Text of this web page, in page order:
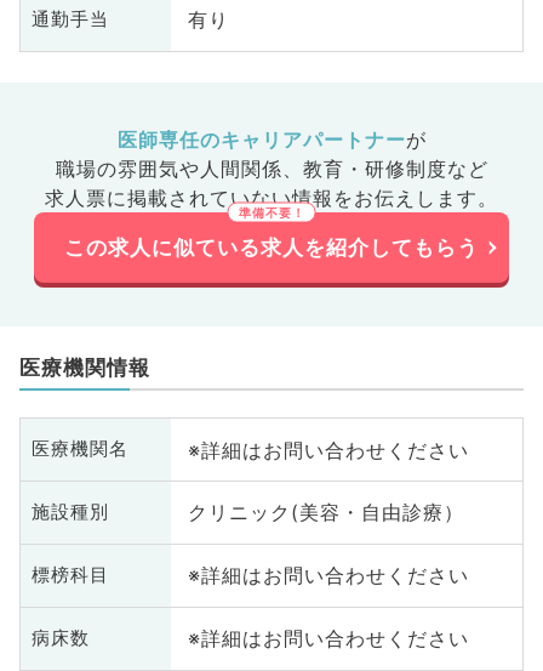
通勤手当 有り
医師専任のキャリアパートナーが
職場の雰囲気や人間関係、 教育・研修制度など
求人票に掲載されていない情報をお伝えします。
この求人に似ている求人を紹介してもらう
医療機関情報
医療機関名 ※詳細はお問い合わせください
施設種別 クリニック(美容・自由診療）
標榜科目 ※詳細はお問い合わせください
病床数 ※詳細はお問い合わせください